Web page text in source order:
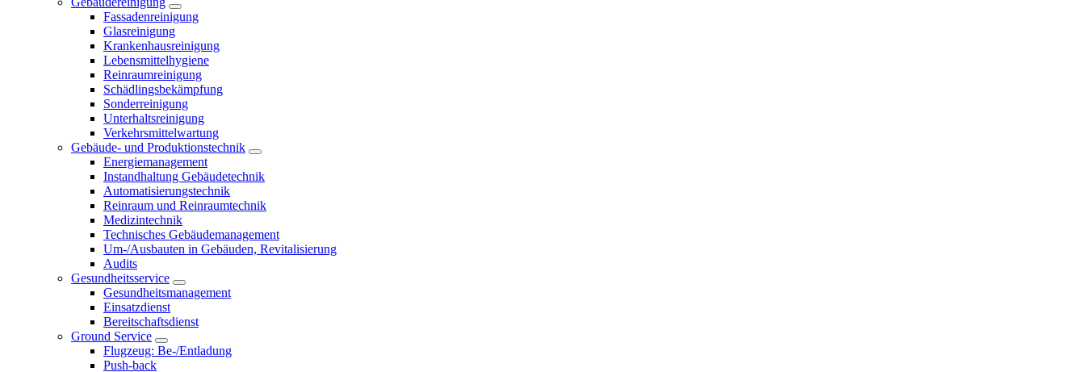
Fassadenreinigung
Glasreinigung
Krankenhausreinigung
Lebensmittelhygiene
Reinraumreinigung
Schädlingsbekämpfung
Sonderreinigung
Unterhaltsreinigung
Verkehrsmittelwartung
Gebäude- und Produktionstechnik
Energiemanagement
Instandhaltung Gebäudetechnik
Automatisierungstechnik
Reinraum und Reinraumtechnik
Medizintechnik
Technisches Gebäudemanagement
Um-/Ausbauten in Gebäuden, Revitalisierung
Audits
Gesundheitsservice
Gesundheitsmanagement
Einsatzdienst
Bereitschaftsdienst
Ground Service
Flugzeug: Be-/Entladung
Push-back